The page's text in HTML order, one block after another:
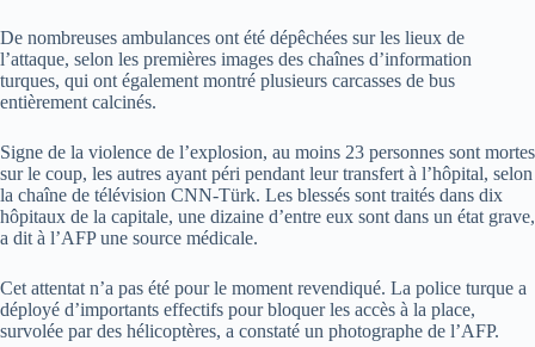
De nombreuses ambulances ont été dépêchées sur les lieux de
l’attaque, selon les premières images des chaînes d’information
turques, qui ont également montré plusieurs carcasses de bus
entièrement calcinés.
Signe de la violence de l’explosion, au moins 23 personnes sont mortes
sur le coup, les autres ayant péri pendant leur transfert à l’hôpital, selon
la chaîne de télévision CNN-Türk. Les blessés sont traités dans dix
hôpitaux de la capitale, une dizaine d’entre eux sont dans un état grave,
a dit à l’AFP une source médicale.
Cet attentat n’a pas été pour le moment revendiqué. La police turque a
déployé d’importants effectifs pour bloquer les accès à la place,
survolée par des hélicoptères, a constaté un photographe de l’AFP.